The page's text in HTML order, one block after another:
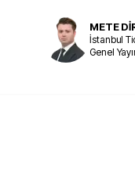
METE
İstanbul
Genel